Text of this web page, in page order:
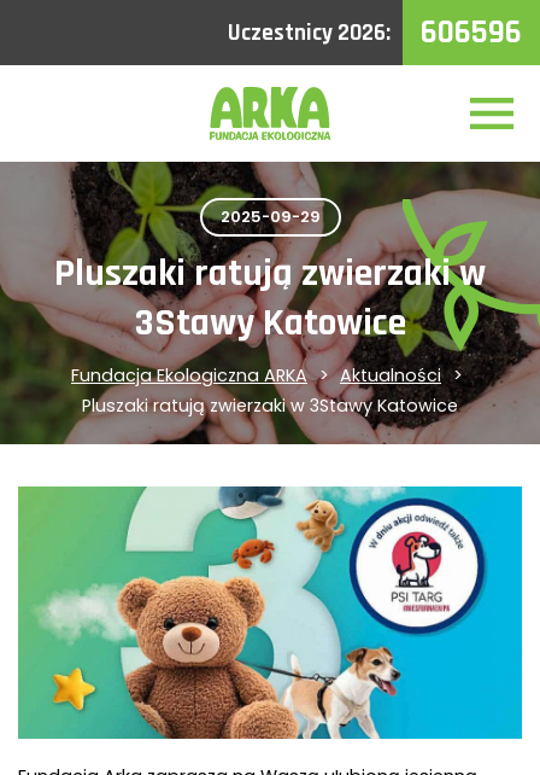
Uczestnicy 2026: 606596
2025-09-29
Pluszaki ratują zwierzaki w
3Stawy Katowice
Fundacja Ekologiczna ARKA
Aktualności
Pluszaki ratują zwierzaki w 3Stawy Katowice